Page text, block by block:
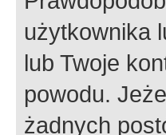
użytkownika
lub Twoje
powodu.
żadnych